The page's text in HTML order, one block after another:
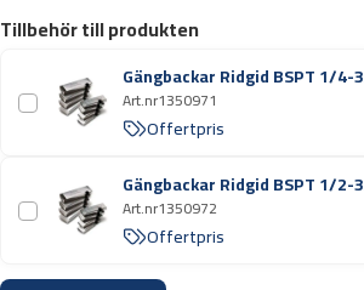
n
3
Tillbehör till produkten
Gängbackar Ridgid BSPT 1/
Art.nr1350971
Offertpris
Gängbackar Ridgid BSPT 1/
Art.nr1350972
Offertpris